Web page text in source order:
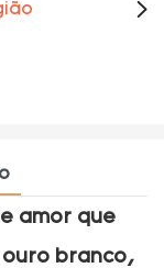
amor que
ouro branco,